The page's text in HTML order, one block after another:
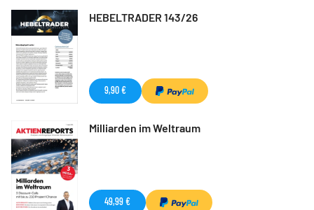
HEBELTRADER 143/26
9,90 €
Milliarden im Weltraum
49,99 €